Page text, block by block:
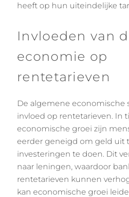
heeft op hun uiteindelijke
Invloeden van
economie op
rentetarieven
De algemene economische
invloed op rentetarieven. In
economische groei zijn
eerder geneigd om geld uit
investeringen te doen. Dit
naar leningen, waardoor
rentetarieven kunnen
kan economische groei